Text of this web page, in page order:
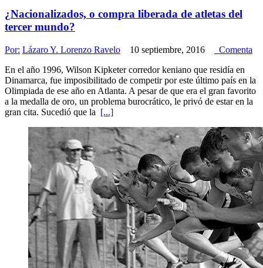
¿Nacionalizados, o compra liberada de atletas del
tercer mundo?
Por: Lázaro Y. Lorenzo Ravelo 10 septiembre, 2016
Comenta
En el año 1996, Wilson Kipketer corredor keniano que residía en
Dinamarca, fue imposibilitado de competir por este último país en la
Olimpiada de ese año en Atlanta. A pesar de que era el gran favorito
a la medalla de oro, un problema burocrático, le privó de estar en la
gran cita. Sucedió que la [...]